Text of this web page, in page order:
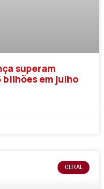
superam
bilhões em julho
GERAL